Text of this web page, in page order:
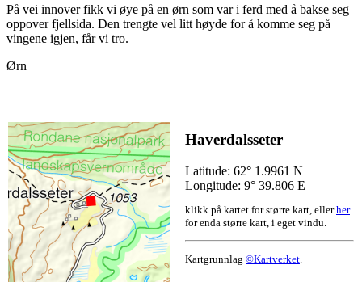
På vei innover fikk vi øye på en ørn som var i ferd med å bakse seg
oppover fjellsida. Den trengte vel litt høyde for å komme seg på
vingene igjen, får vi tro.
Ørn
Haverdalsseter
Latitude: 62° 1.9961 N
Longitude: 9° 39.806 E
klikk på kartet for større kart, ellerher
for enda større kart, i eget vindu.
Kartgrunnlag ©Kartverket